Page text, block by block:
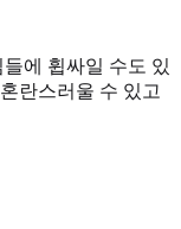
에 휩싸일 수도 있
란스러울 수 있고